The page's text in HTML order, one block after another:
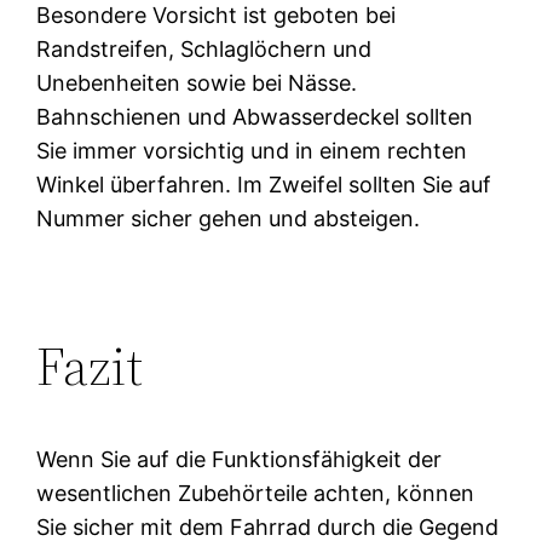
Besondere Vorsicht ist geboten bei
Randstreifen, Schlaglöchern und
Unebenheiten sowie bei Nässe.
Bahnschienen und Abwasserdeckel sollten
Sie immer vorsichtig und in einem rechten
Winkel überfahren. Im Zweifel sollten Sie auf
Nummer sicher gehen und absteigen.
Fazit
Wenn Sie auf die Funktionsfähigkeit der
wesentlichen Zubehörteile achten, können
Sie sicher mit dem Fahrrad durch die Gegend